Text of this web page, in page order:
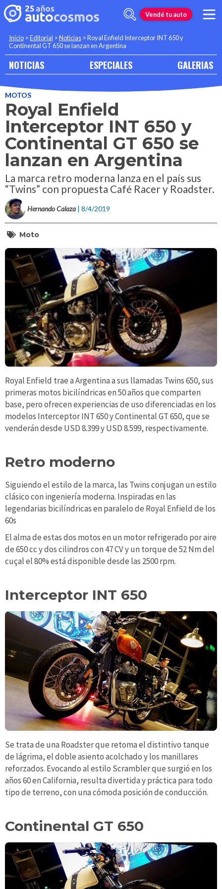
Vendé tu auto
Inicio >Editorial >Noticias >Royal Enfield Interceptor INT 650 y
Continental GT 650 se lanzan en Argentina
NOTICIAS ESPECIALES GALERIAS
MOTOS
Royal Enfield
Interceptor INT 650 y
Continental GT 650 se
lanzan en Argentina
La marca retro moderna lanza en el país sus
“Twins” con propuesta Café Racer y Roadster.
Hernando Calaza | 8/4/2019
Moto
Royal Enfield trae a Argentina a sus llamadas Twins 650, sus
primeras motos bicilíndricas en 50 años que comparten
base, pero ofrecen experiencias de uso diferenciadas en los
modelos Interceptor INT 650 y Continental GT 650, que se
venderán desde USD 8.399 y USD 8.599, respectivamente.
Retro moderno
Siguiendo el estilo de la marca, las Twins conjugan un estilo
clásico con ingeniería moderna. Inspiradas en las
legendarias bicilíndricas en paralelo de Royal Enfield de los
60s
El alma de estas dos motos en un motor refrigerado por aire
de 650 cc y dos cilindros con 47 CV y un torque de 52 Nm del
cuçal el 80% está disponible desde las 2500 rpm.
Interceptor INT 650
Se trata de una Roadster que retoma el distintivo tanque
de lágrima, el doble asiento acolchado y los manillares
reforzados. Evocando al estilo Scrambler que surgió en los
años 60 en California, resulta divertida y práctica para todo
tipo de terreno, con una cómoda posición de conducción.
Continental GT 650